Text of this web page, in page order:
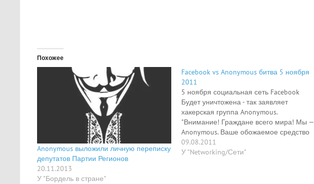
Похожее
Anonymous выложили личную переписку
депутатов Партии Регионов
20.11.2013
У "Бордель в стране"
Facebook vs Anonymous битва 5 ноября
2011
5 ноября социальная сеть Facebook
Будет уничтожена - так заявляет
хакерская группа Anonymous.
"Внимание! Граждане всего мира! Мы —
Anonymous. Ваше обожаемое средство
общения будет уничтожено. Если вы
хотите защитить свободу информации,
09.08.2011
У "Networking/Сети"